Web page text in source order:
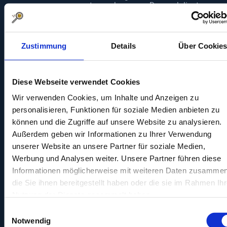
Zustimmung Details Über Cookies
Diese Webseite verwendet Cookies
Wir verwenden Cookies, um Inhalte und Anzeigen zu
personalisieren, Funktionen für soziale Medien anbieten zu
können und die Zugriffe auf unsere Website zu analysieren.
Außerdem geben wir Informationen zu Ihrer Verwendung
unserer Website an unsere Partner für soziale Medien,
Werbung und Analysen weiter. Unsere Partner führen diese
Informationen möglicherweise mit weiteren Daten
die Sie ihnen bereitgestellt haben oder die sie im Rahmen
Notwendig
entgegenkommen. Dennoch liegt es
erkennen und Prioritäten zu setzen.
Erlaube Dir Pausen und
Freizeitaktivitäten, um einen
Ausgleich zum Arbeits- und
Ein strukturierter Zeitplan sorgt
dafür, dass Du sowohl im Nebenjob
als auch in der Ausbildung
erfolgreich bist. Entwickle Routinen,
die es Dir erleichtern, pünktlich und
organisiert zu sein. Kleine
Gewohnheiten wie das Packen der
Arbeitstasche am Abend vorher oder
ein kurzer Tagesrückblick können
Wunder wirken, um Stress zu
reduzieren und produktiver zu sein.
Nutze zudem digitale Hilfsmittel wie
Kalender-Apps, To-do-Listen oder